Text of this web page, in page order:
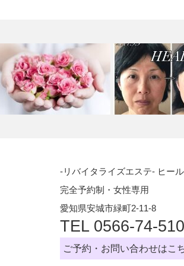
ビフォーアフター投稿テスト
ント＆アフタ…
-リバイタライズエステ- ヒー
完全予約制・女性専用
愛知県安城市緑町2-11-8
TEL 0566-74-
ご予約・お問い合わせはこ